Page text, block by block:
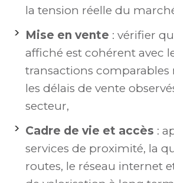
la tension réelle du
Mise en vente : vérifier
affiché est cohérent avec
transactions comparables
les délais de vente
secteur,
Cadre de vie et accès :
services de proximité, la
routes, le réseau internet